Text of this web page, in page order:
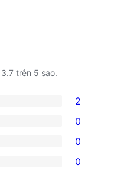
3.7 trên 5 sao.
2
0
0
0